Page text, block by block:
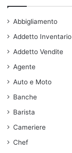
Abbigliamento
Addetto Inventario
Addetto Vendite
Agente
Auto e Moto
Banche
Barista
Cameriere
Chef